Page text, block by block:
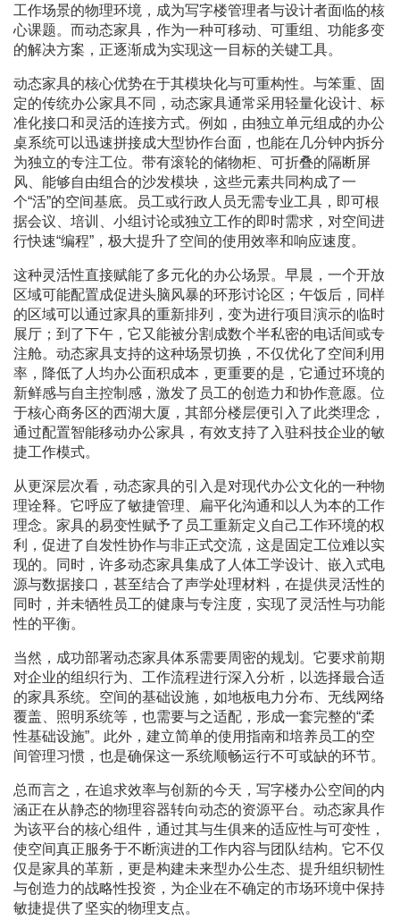
工作场景的物理环境，成为写字楼管理者与设计者面临的核
心课题。而动态家具，作为一种可移动、可重组、功能多变
的解决方案，正逐渐成为实现这一目标的关键工具。
动态家具的核心优势在于其模块化与可重构性。与笨重、固
定的传统办公家具不同，动态家具通常采用轻量化设计、标
准化接口和灵活的连接方式。例如，由独立单元组成的办公
桌系统可以迅速拼接成大型协作台面，也能在几分钟内拆分
为独立的专注工位。带有滚轮的储物柜、可折叠的隔断屏
风、能够自由组合的沙发模块，这些元素共同构成了一
个“活”的空间基底。员工或行政人员无需专业工具，即可根
据会议、培训、小组讨论或独立工作的即时需求，对空间进
行快速“编程”，极大提升了空间的使用效率和响应速度。
这种灵活性直接赋能了多元化的办公场景。早晨，一个开放
区域可能配置成促进头脑风暴的环形讨论区；午饭后，同样
的区域可以通过家具的重新排列，变为进行项目演示的临时
展厅；到了下午，它又能被分割成数个半私密的电话间或专
注舱。动态家具支持的这种场景切换，不仅优化了空间利用
率，降低了人均办公面积成本，更重要的是，它通过环境的
新鲜感与自主控制感，激发了员工的创造力和协作意愿。位
于核心商务区的西湖大厦，其部分楼层便引入了此类理念，
通过配置智能移动办公家具，有效支持了入驻科技企业的敏
捷工作模式。
从更深层次看，动态家具的引入是对现代办公文化的一种物
理诠释。它呼应了敏捷管理、扁平化沟通和以人为本的工作
理念。家具的易变性赋予了员工重新定义自己工作环境的权
利，促进了自发性协作与非正式交流，这是固定工位难以实
现的。同时，许多动态家具集成了人体工学设计、嵌入式电
源与数据接口，甚至结合了声学处理材料，在提供灵活性的
同时，并未牺牲员工的健康与专注度，实现了灵活性与功能
性的平衡。
当然，成功部署动态家具体系需要周密的规划。它要求前期
对企业的组织行为、工作流程进行深入分析，以选择最合适
的家具系统。空间的基础设施，如地板电力分布、无线网络
覆盖、照明系统等，也需要与之适配，形成一套完整的“柔
性基础设施”。此外，建立简单的使用指南和培养员工的空
间管理习惯，也是确保这一系统顺畅运行不可或缺的环节。
总而言之，在追求效率与创新的今天，写字楼办公空间的内
涵正在从静态的物理容器转向动态的资源平台。动态家具作
为该平台的核心组件，通过其与生俱来的适应性与可变性，
使空间真正服务于不断演进的工作内容与团队结构。它不仅
仅是家具的革新，更是构建未来型办公生态、提升组织韧性
与创造力的战略性投资，为企业在不确定的市场环境中保持
敏捷提供了坚实的物理支点。